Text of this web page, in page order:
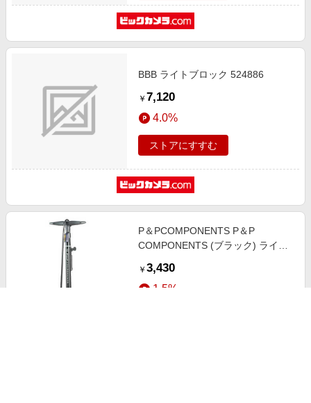
BBB ライトブロック 524886
￥ 7,120
4.0%
ストアにすすむ
P＆PCOMPONENTS P＆P
COMPONENTS (ブラック) ライト
￥ 3,430
1.5%